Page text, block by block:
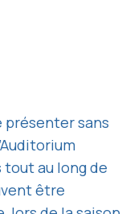
présenter sans
tout au long de
être